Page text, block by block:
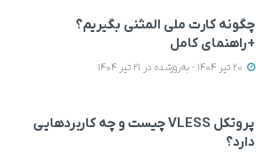
چگونه کارت ملی المثنی بگیریم؟
+راهنمای کامل
پروتکل VLESS چیست و چه کاربردهایی
دارد؟